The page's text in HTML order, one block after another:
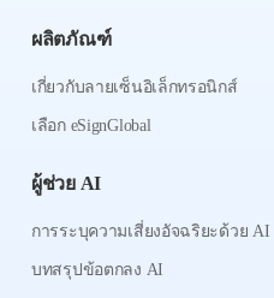
ผลิตภัณฑ์
เกี่ยวกับลายเซ็นอิเล็กทรอนิกส์
เลือก eSignGlobal
ผู้ช่วย AI
การระบุความเสี่ยงอัจฉริยะด้วย AI
บทสรุปข้อตกลง AI